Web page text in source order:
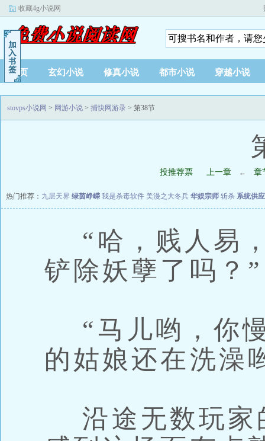
收藏4g小说网
首页 玄幻小说 修真小说 都市小说 穿越小说
stovps小说网 > 网游小说 > 捕快网游录 > 第38节
投推荐票 上一章 ← 章
热门推荐： 九层天界 绿茵峥嵘 我是杀毒软件 美漫之大冬兵 华娱宗师 斩杀 系统供
“哈，贱人易
铲除妖孽了吗？”
“马儿哟，你
的姑娘还在洗澡
沿途无数玩家